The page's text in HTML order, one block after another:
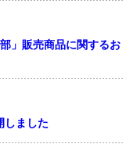
」販売商品に関するお
しました